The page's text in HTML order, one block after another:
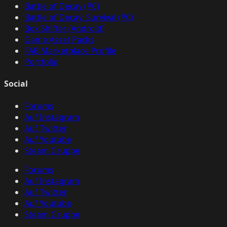
Battle of Decay (PC)
Battle of Decay: Survival (PC)
Box Shifter (Android)
Game Asset Packs
FAB Marketplace Profile
Portfolio
Social
Forums
Auf Instagram
Auf Twitter
Auf Youtube
Steam Gruppe
Forums
Auf Instagram
Auf Twitter
Auf Youtube
Steam Gruppe